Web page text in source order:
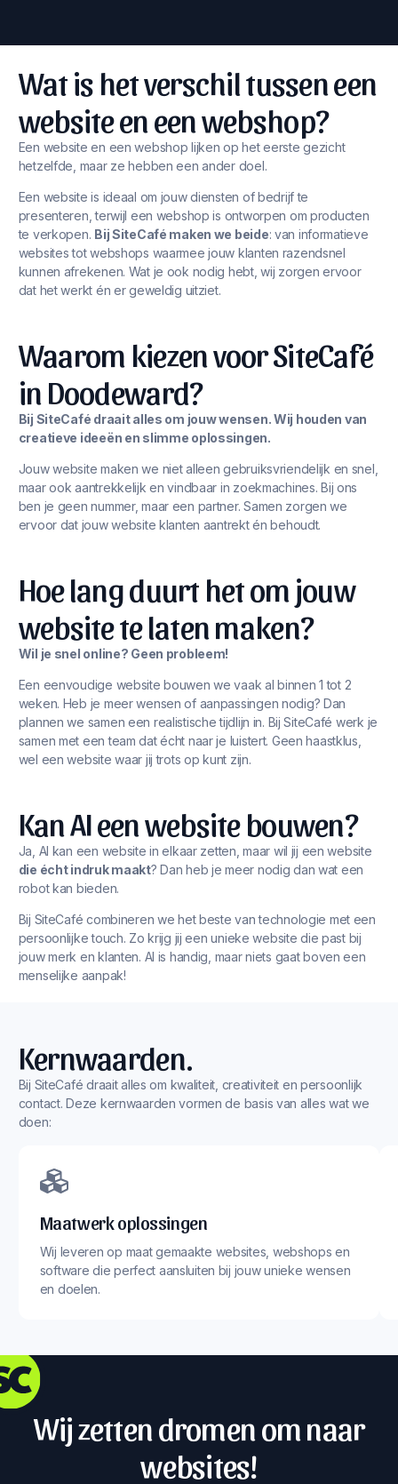
Wat is het verschil tussen een
website en een webshop?
Een website en een webshop lijken op het eerste gezicht
hetzelfde, maar ze hebben een ander doel.
Een website is ideaal om jouw diensten of bedrijf te
presenteren, terwijl een webshop is ontworpen om producten
te verkopen. Bij SiteCafé maken we beide: van informatieve
websites tot webshops waarmee jouw klanten razendsnel
kunnen afrekenen. Wat je ook nodig hebt, wij zorgen ervoor
dat het werkt én er geweldig uitziet.
Waarom kiezen voor SiteCafé
in Doodeward?
Bij SiteCafé draait alles om jouw wensen. Wij houden van
creatieve ideeën en slimme oplossingen.
Jouw website maken we niet alleen gebruiksvriendelijk en snel,
maar ook aantrekkelijk en vindbaar in zoekmachines. Bij ons
ben je geen nummer, maar een partner. Samen zorgen we
ervoor dat jouw website klanten aantrekt én behoudt.
Hoe lang duurt het om jouw
website te laten maken?
Wil je snel online? Geen probleem!
Een eenvoudige website bouwen we vaak al binnen 1 tot 2
weken. Heb je meer wensen of aanpassingen nodig? Dan
plannen we samen een realistische tijdlijn in. Bij SiteCafé werk je
samen met een team dat écht naar je luistert. Geen haastklus,
wel een website waar jij trots op kunt zijn.
Kan AI een website bouwen?
Ja, AI kan een website in elkaar zetten, maar wil jij een website
die écht indruk maakt? Dan heb je meer nodig dan wat een
robot kan bieden.
Bij SiteCafé combineren we het beste van technologie met een
persoonlijke touch. Zo krijg jij een unieke website die past bij
jouw merk en klanten. AI is handig, maar niets gaat boven een
menselijke aanpak!
Kernwaarden.
Bij SiteCafé draait alles om kwaliteit, creativiteit en persoonlijk
contact. Deze kernwaarden vormen de basis van alles wat we
doen:
Maatwerk oplossingen
Wij leveren op maat gemaakte websites, webshops en
software die perfect aansluiten bij jouw unieke wensen
en doelen.
Wij zetten dromen om naar
websites!